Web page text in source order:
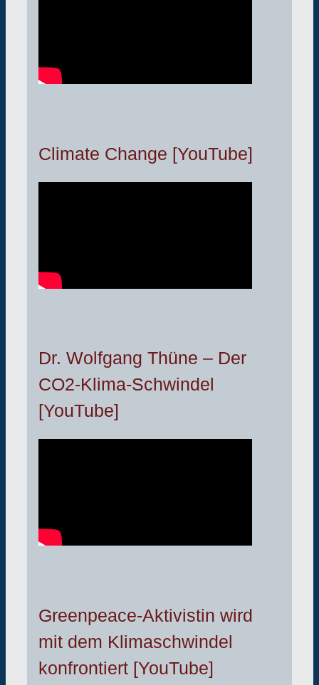
Climate Change [YouTube]
Dr. Wolfgang Thüne – Der
CO2-Klima-Schwindel
[YouTube]
Greenpeace-Aktivistin wird
mit dem Klimaschwindel
konfrontiert [YouTube]